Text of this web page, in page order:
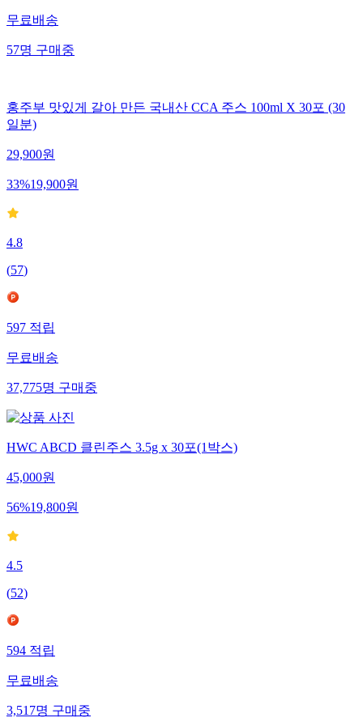
무료배송
57명구매중
홍주부 맛있게 갈아 만든 국내산 CCA 주스 100ml X 30포 (30
일분)
29,900원
33%19,900원
4.8
(57)
597적립
무료배송
37,775명구매중
HWC ABCD 클린주스 3.5g x 30포(1박스)
45,000원
56%19,800원
4.5
(52)
594적립
무료배송
3,517명구매중